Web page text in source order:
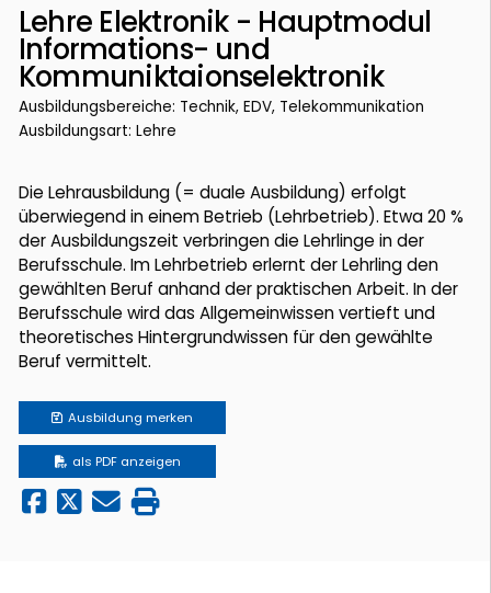
Lehre Elektronik - Hauptmodul
Informations- und
Kommuniktaionselektronik
Ausbildungsbereiche: Technik, EDV, Telekommunikation
Ausbildungsart: Lehre
Die Lehrausbildung (= duale Ausbildung) erfolgt
überwiegend in einem Betrieb (Lehrbetrieb). Etwa 20 %
der Ausbildungszeit verbringen die Lehrlinge in der
Berufsschule. Im Lehrbetrieb erlernt der Lehrling den
gewählten Beruf anhand der praktischen Arbeit. In der
Berufsschule wird das Allgemeinwissen vertieft und
theoretisches Hintergrundwissen für den gewählte
Beruf vermittelt.
Ausbildung merken
als PDF anzeigen